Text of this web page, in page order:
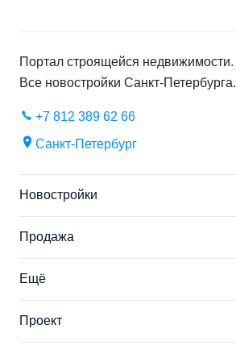
Портал строящейся недвижимости.
Все новостройки Санкт-Петербурга.
+7 812 389 62 66
Санкт-Петербург
Новостройки
Продажа
Ещё
Проект